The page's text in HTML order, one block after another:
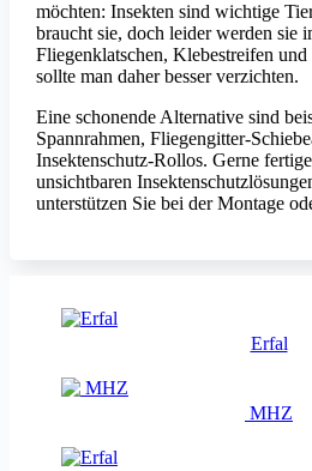
möchten: Insekten sind wichtige
braucht sie, doch leider werden sie
Fliegenklatschen, Klebestreifen
sollte man daher besser verzichten.
Eine schonende Alternative sind
Spannrahmen, Fliegengitter-
Insektenschutz-Rollos. Gerne
unsichtbaren
unterstützen Sie bei der Montage
Erfal
MHZ